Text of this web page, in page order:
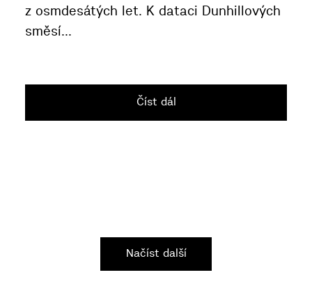
z osmdesátých let. K dataci Dunhillových
směsí...
Číst dál
Načíst další